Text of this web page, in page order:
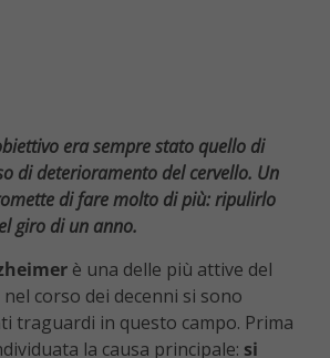
era sempre stato quello di
di deterioramento del cervello. Un
di fare molto di più: ripulirlo
giro di un anno.
è una delle più attive del
corso dei decenni si sono
traguardi in questo campo. Prima
la causa principale: si